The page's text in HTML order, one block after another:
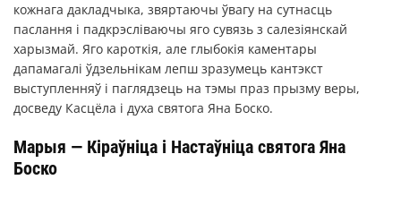
кожнага дакладчыка, звяртаючы ўвагу на сутнасць
паслання і падкрэсліваючы яго сувязь з салезіянскай
харызмай. Яго кароткія, але глыбокія каментары
дапамагалі ўдзельнікам лепш зразумець кантэкст
выступленняў і паглядзець на тэмы праз прызму веры,
досведу Касцёла і духа святога Яна Боско.
Марыя — Кіраўніца і Настаўніца святога Яна
Боско